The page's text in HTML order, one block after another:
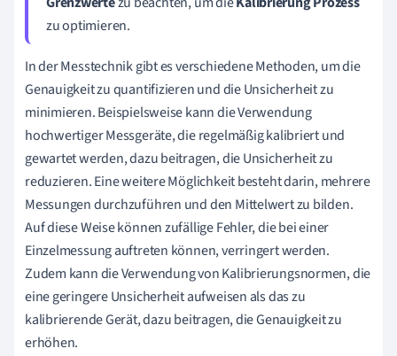
zu optimieren.
In der Messtechnik gibt es verschiedene Methoden, um die
Genauigkeit zu quantifizieren und die Unsicherheit zu
minimieren. Beispielsweise kann die Verwendung
hochwertiger Messgeräte, die regelmäßig kalibriert und
gewartet werden, dazu beitragen, die Unsicherheit zu
reduzieren. Eine weitere Möglichkeit besteht darin, mehrere
Messungen durchzuführen und den Mittelwert zu bilden.
Auf diese Weise können zufällige Fehler, die bei einer
Einzelmessung auftreten können, verringert werden.
Zudem kann die Verwendung von Kalibrierungsnormen, die
eine geringere Unsicherheit aufweisen als das zu
kalibrierende Gerät, dazu beitragen, die Genauigkeit zu
erhöhen.